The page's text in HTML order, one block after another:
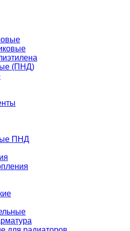
(ПНД)
ПНД